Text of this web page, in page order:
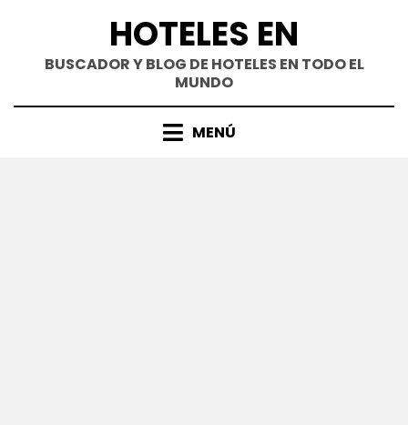
contenido
HOTELES EN
BUSCADOR Y BLOG DE HOTELES EN TODO EL
MUNDO
MENÚ